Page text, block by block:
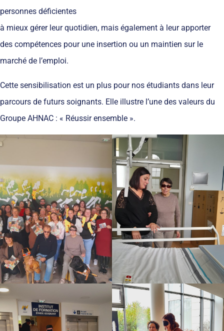
personnes déficientes
à mieux gérer leur quotidien, mais également à leur apporter
des compétences pour une insertion ou un maintien sur le
marché de l’emploi.
Cette sensibilisation est un plus pour nos étudiants dans leur
parcours de futurs soignants. Elle illustre l’une des valeurs du
Groupe AHNAC : « Réussir ensemble ».